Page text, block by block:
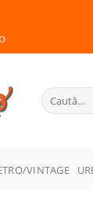
Caută
după:
VINTAGE